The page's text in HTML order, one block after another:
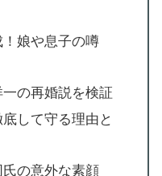
娘や息子の噂
の再婚説を検証
して守る理由と
の意外な素顔